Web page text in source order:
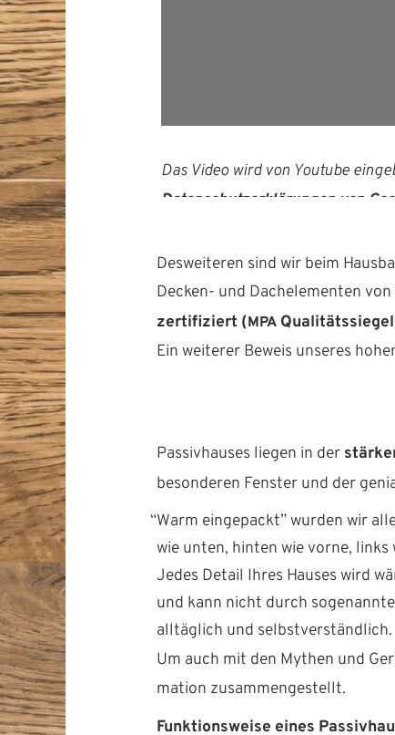
Das Video wird von Youtube
Daten­schutzerk­lärun­gen von
Desweit­eren sind wir beim
Deck­en- und Dachele­menten
zer­ti­fiziert (MPA Qual­itätssiegel
Ein weit­er­er Beweis unseres
Pas­sivhaus­es liegen in der
beson­deren Fen­ster und der
“Warm eingepackt” wur­den wir
wie unten, hin­ten wie vorne,
Jedes Detail Ihres Haus­es wird
und kann nicht durch
alltäglich und selbstverständlich.
Um auch mit den Mythen und
ma­tion zusammengestellt.
Funk­tion­sweise eines